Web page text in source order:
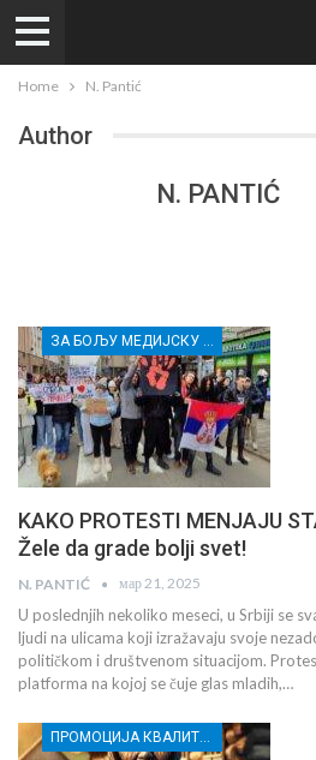
Home N. Pantić
Author
N. PANTIĆ
ЗА БОЉУ МЕДИЈСКУ ПИСМЕНОСТ МЛАДИХ ИЗ РУРАЛНИХ СРЕДИНА И ПРИПАДНИЦА/КА РАЊИВИХ ГРУПА
KAKO PROTESTI MENJAJU
Žele da grade bolji svet!
N. PANTIĆ мар 21, 2025
U poslednjih nekoliko meseci, u Srbiji se
ljudi na ulicama koji izražavaju svoje
političkom i društvenom situacijom.
platforma na kojoj se čuje glas mladih,…
ПРОМОЦИЈА КВАЛИТЕТНОГ И ЕТИЧКОГ НОВИНАРСТВА У ЦЕНТРАЛНОЈ СРБИЈИ КРОЗ ИЗВЕШТАВАЊЕ О СОЦИЈАЛНО ИЛИ ДРУШТВЕНО ОСЕТЉИВИМ ГРУПАМА